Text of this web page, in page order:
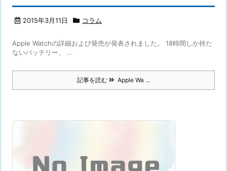
2015年3月11日 コラム
Apple Watchの詳細および発売が発表されました。 18時間しか持た
ないバッテリー、 ...
記事を読む Apple Wa ...